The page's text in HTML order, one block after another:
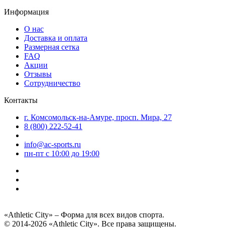
Информация
О нас
Доставка и оплата
Размерная сетка
FAQ
Акции
Отзывы
Сотрудничество
Контакты
г. Комсомольск-на-Амуре, просп. Мира, 27
8 (800) 222-52-41
info@ac-sports.ru
пн-пт c 10:00 до 19:00
«Athletic City» – Форма для всех видов спорта.
© 2014-2026 «Athletic City». Все права защищены.